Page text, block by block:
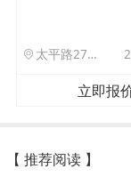
太平路27号院北门驿站
立即报
【 推荐阅读 】